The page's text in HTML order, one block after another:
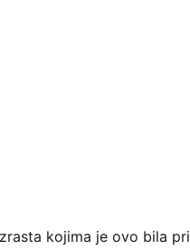
kojima je ovo bila